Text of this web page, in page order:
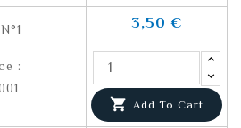
:
3,50 €
 Add To Cart